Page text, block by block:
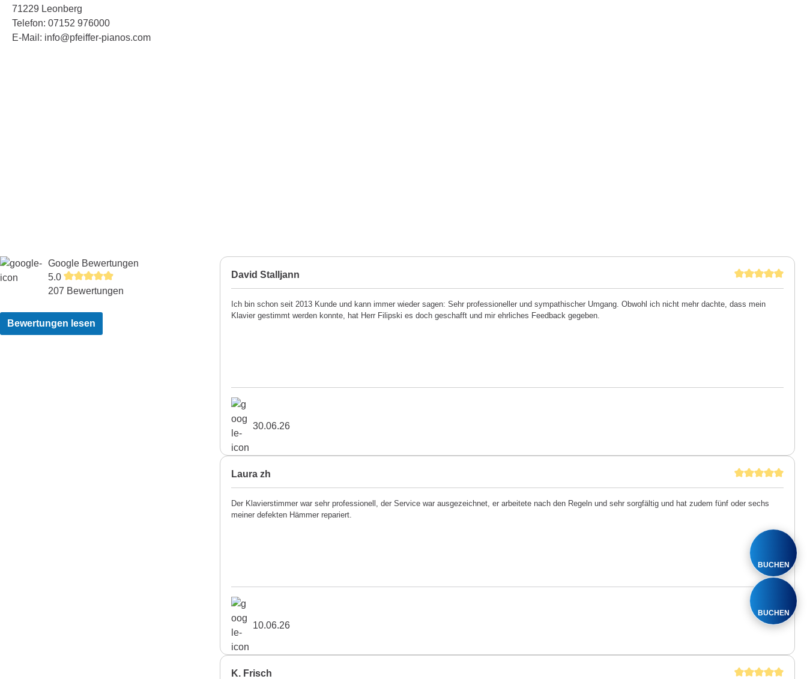
71229 Leonberg
Telefon: 07152 976000
E-Mail: info@pfeiffer-pianos.com
Google Bewertungen
5.0
207 Bewertungen
Bewertungen lesen
David Stalljann
Ich bin schon seit 2013 Kunde und kann immer wieder sagen: Sehr professioneller und sympathischer Umgang. Obwohl ich nicht mehr dachte, dass mein
Klavier gestimmt werden konnte, hat Herr Filipski es doch geschafft und mir ehrliches Feedback gegeben.
30.06.26
Laura zh
Der Klavierstimmer war sehr professionell, der Service war ausgezeichnet, er arbeitete nach den Regeln und sehr sorgfältig und hat zudem fünf oder sechs
meiner defekten Hämmer repariert.
10.06.26
K. Frisch
BUCHEN
BUCHEN